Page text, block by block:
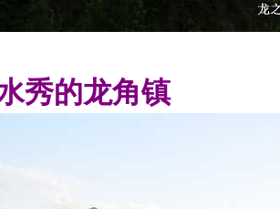
秀的龙角镇